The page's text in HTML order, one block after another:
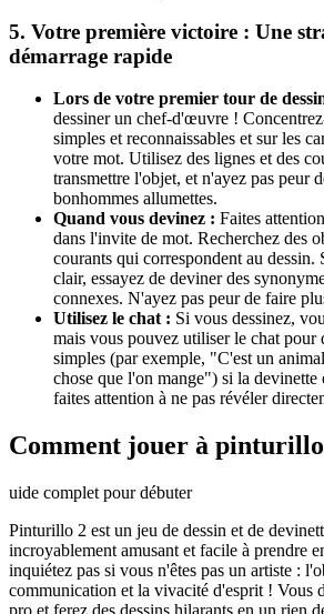
5. Votre première victoire : Une
démarrage rapide
Lors de votre premier tour de
dessiner un chef-d'œuvre !
simples et reconnaissables et sur les
votre mot. Utilisez des lignes et des
transmettre l'objet, et n'ayez pas peur
bonhommes allumettes.
Quand vous devinez : Faites
dans l'invite de mot. Recherchez des
courants qui correspondent au dessin.
clair, essayez de deviner des
connexes. N'ayez pas peur de faire
Utilisez le chat : Si vous dessinez,
mais vous pouvez utiliser le chat pour
simples (par exemple, "C'est un
chose que l'on mange") si la
faites attention à ne pas révéler
Comment jouer à
uide complet pour débuter
Pinturillo 2 est un jeu de dessin et de
incroyablement amusant et facile à prendre
inquiétez pas si vous n'êtes pas un artiste :
communication et la vivacité d'esprit ! Vous